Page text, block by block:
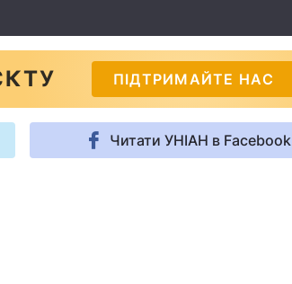
ПІДТРИМАЙТЕ НАС
Читати УНІАН в Facebook